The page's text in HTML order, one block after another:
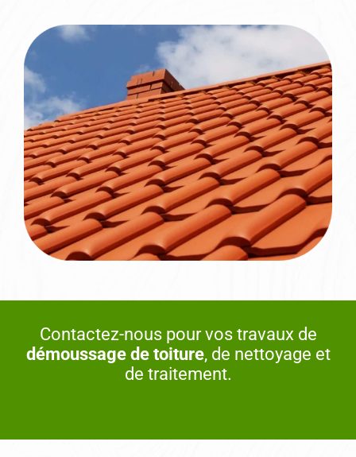
Contactez-nous pour vos travaux de
démoussage de toiture, de nettoyage et
de traitement.